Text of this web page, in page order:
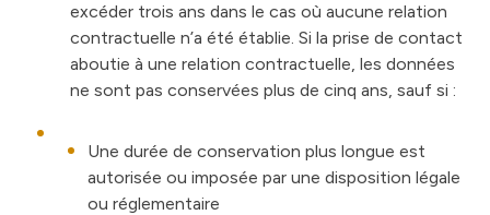
excéder trois ans dans le cas où aucune relation
contractuelle n’a été établie. Si la prise de contact
aboutie à une relation contractuelle, les données
ne sont pas conservées plus de cinq ans, sauf si :
Une durée de conservation plus longue est
autorisée ou imposée par une disposition légale
ou réglementaire